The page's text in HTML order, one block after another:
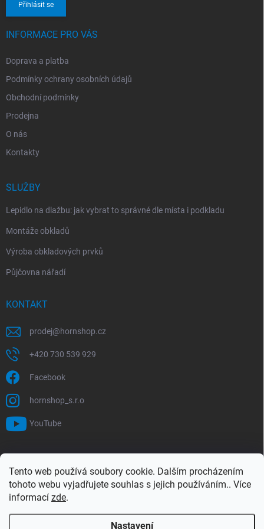
Tento web používá soubory cookie. Dalším procházením
tohoto webu vyjadřujete souhlas s jejich používáním.. Více
informací zde.
Nastavení
Přihlásit se
INFORMACE PRO VÁS
Doprava a platba
Podmínky ochrany osobních údajů
Obchodní podmínky
Prodejna
O nás
Kontakty
SLUŽBY
Lepidlo na dlažbu: jak vybrat to správné dle místa i podkladu
Montáže obkladů
Výroba obkladových prvků
Půjčovna nářadí
KONTAKT
prodej@hornshop.cz
+420 730 539 929
Facebook
hornshop_s.r.o
YouTube
Hledat